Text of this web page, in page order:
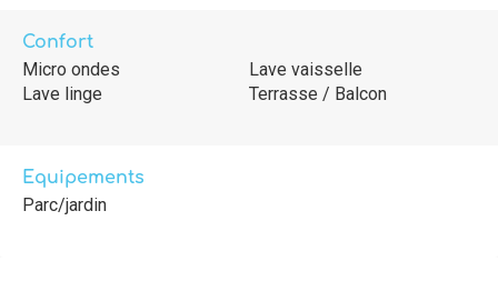
Confort
Micro ondes
Lave linge
Lave vaisselle
Terrasse / Balcon
Equipements
Parc/jardin